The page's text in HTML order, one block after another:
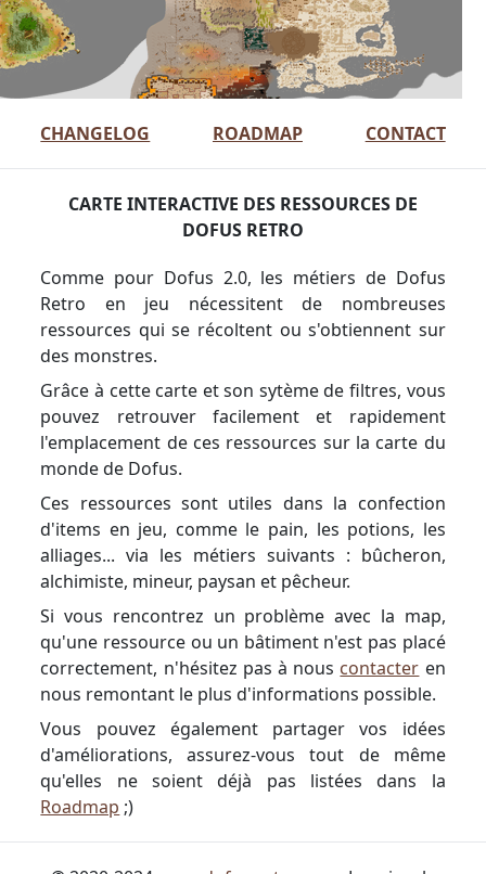
CHANGELOG ROADMAP CONTACT
CARTE INTERACTIVE DES RESSOURCES DE
DOFUS RETRO
Comme pour Dofus 2.0, les métiers de Dofus
Retro en jeu nécessitent de nombreuses
ressources qui se récoltent ou s'obtiennent sur
des monstres.
Grâce à cette carte et son sytème de filtres, vous
pouvez retrouver facilement et rapidement
l'emplacement de ces ressources sur la carte du
monde de Dofus.
Ces ressources sont utiles dans la confection
d'items en jeu, comme le pain, les potions, les
alliages... via les métiers suivants : bûcheron,
alchimiste, mineur, paysan et pêcheur.
Si vous rencontrez un problème avec la map,
qu'une ressource ou un bâtiment n'est pas placé
correctement, n'hésitez pas à nous contacter en
nous remontant le plus d'informations possible.
Vous pouvez également partager vos idées
d'améliorations, assurez-vous tout de même
qu'elles ne soient déjà pas listées dans la
Roadmap ;)